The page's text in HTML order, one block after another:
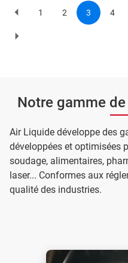
PreviousPage
1 Page
2
Current
page
3 Page
4
Page
Notre gamme
Air Liquide développe des
développées et optimisées
soudage, alimentaires,
laser... Conformes aux
qualité des industries.